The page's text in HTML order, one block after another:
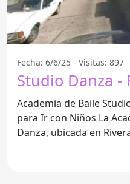
Fecha: 6/6/25 - Visitas: 897
Studio Danza -
Academia de Baile
para Ir con Niños La Academia de Baile Studio
Danza, ubicada en